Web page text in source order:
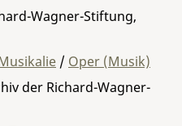
Wagner-Stiftung,
/ Oper (Musik)
der Richard-Wagner-